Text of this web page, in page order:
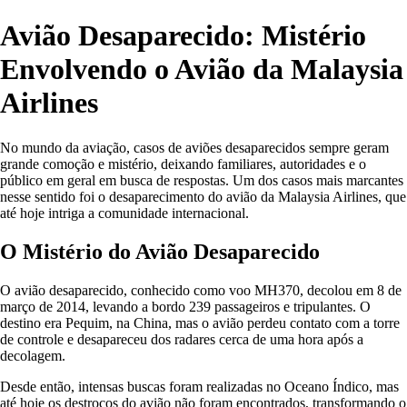
Avião Desaparecido: Mistério
Envolvendo o Avião da Malaysia
Airlines
No mundo da aviação, casos de aviões desaparecidos sempre geram
grande comoção e mistério, deixando familiares, autoridades e o
público em geral em busca de respostas. Um dos casos mais marcantes
nesse sentido foi o desaparecimento do avião da Malaysia Airlines, que
até hoje intriga a comunidade internacional.
O Mistério do Avião Desaparecido
O avião desaparecido, conhecido como voo MH370, decolou em 8 de
março de 2014, levando a bordo 239 passageiros e tripulantes. O
destino era Pequim, na China, mas o avião perdeu contato com a torre
de controle e desapareceu dos radares cerca de uma hora após a
decolagem.
Desde então, intensas buscas foram realizadas no Oceano Índico, mas
até hoje os destroços do avião não foram encontrados, transformando o